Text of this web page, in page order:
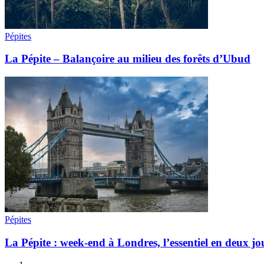
Pépites
La Pépite – Balançoire au milieu des forêts d’Ubud
Pépites
La Pépite : week-end à Londres, l’essentiel en deux